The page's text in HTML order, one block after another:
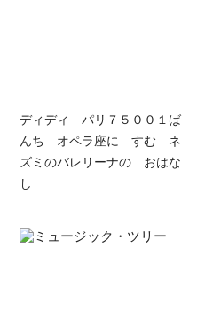
ディディ パリ７５００１ば
んち オペラ座に すむ ネ
ズミのバレリーナの おはな
し